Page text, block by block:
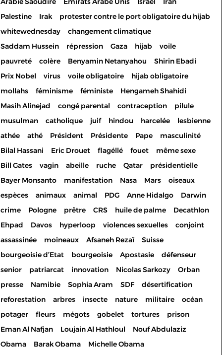
Palestine
Irak
protester contre le port obligatoire du hijab
whitewednesday
changement climatique
Saddam Hussein
répression Gaza hijab
voile
pauvreté
colère Benyamin Netanyahou
Shirin Ebadi
Prix Nobel
virus voile obligatoire
hijab obligatoire
mollahs
féminisme féministe
Hengameh Shahidi
Masih Alinejad
congé parental contraception
pilule
musulman
catholique juif hindou harcelée
lesbienne
athée
athé Président Présidente Pape
masculinité
Bilal Hassani
Eric Drouet flagéllé fouet
même sexe
Bill Gates
vagin abeille ruche Qatar
présidentielle
Bayer Monsanto
manifestation Nasa Mars
oiseaux
espèces
animaux animal PDG Anne Hidalgo
Darwin
crime
Pologne prêtre CRS huile de palme
Decathlon
Ehpad
Davos hyperloop violences sexuelles
conjoint
assassinée
moineaux Afsaneh Rezaï
Suisse
bourgeoisie d’Etat
bourgeoisie Apostasie
défenseur
senior
patriarcat innovation Nicolas Sarkozy
Orban
presse
Namibie Sophia Aram SDF
désertification
reforestation
arbres insecte nature militaire
océan
potager
fleurs mégots gobelet tortures
prison
Eman Al Nafjan
Loujain Al Hathloul
Nouf Abdulaziz
Obama
Barak Obama
Michelle Obama
Les cookies permettent le